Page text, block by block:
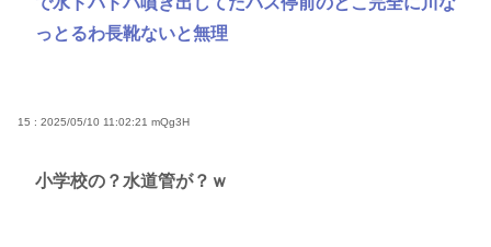
っとるわ長靴ないと無理
15 : 2025/05/10 11:02:21 mQg3H
小学校の？水道管が？ｗ